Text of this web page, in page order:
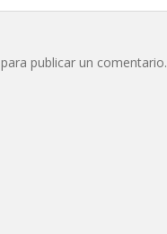
para publicar un comentario.